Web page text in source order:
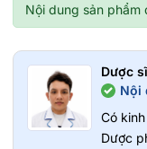
Nội dung sản phẩm
Dược
Nội
Có
Dược